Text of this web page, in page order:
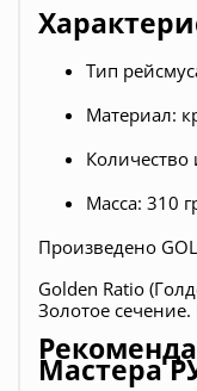
Тип
Материал:
Количество
Масса: 310
Произведено
Golden Ratio
Золотое
Мастера